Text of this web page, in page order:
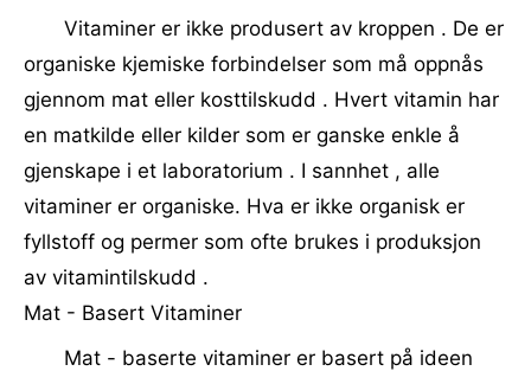
Vitaminer er ikke produsert av kroppen . De er
organiske kjemiske forbindelser som må oppnås
gjennom mat eller kosttilskudd . Hvert vitamin har
en matkilde eller kilder som er ganske enkle å
gjenskape i et laboratorium . I sannhet , alle
vitaminer er organiske. Hva er ikke organisk er
fyllstoff og permer som ofte brukes i produksjon
av vitamintilskudd .
Mat - Basert Vitaminer
Mat - baserte vitaminer er basert på ideen